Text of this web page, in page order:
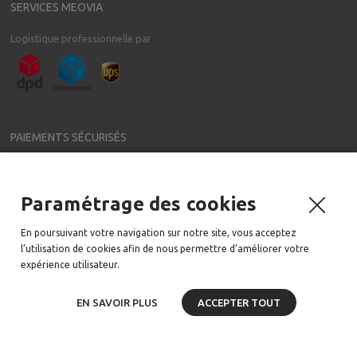
SERVICES MEOVIA
Logistique professionnelle par
PAIEMENTS SÉCURISÉS
NEWSLETTER
Meovia a régulièrement de nouveaux accessoires pour votre voiture
Email:
Paramétrage des cookies
En poursuivant votre navigation sur notre site, vous acceptez
l’utilisation de cookies afin de nous permettre d’améliorer votre
expérience utilisateur.
EN SAVOIR PLUS ACCEPTER TOUT